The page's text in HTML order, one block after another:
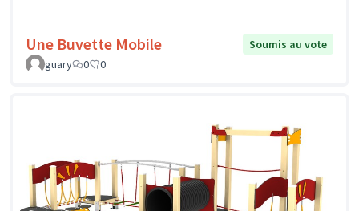
Une Buvette Mobile
Soumis au vote
guary
0 0